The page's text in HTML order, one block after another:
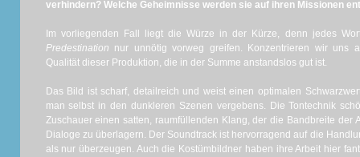
verhindern? Welche Geheimnisse werden sie auf ihren Missionen
Im vorliegenden Fall liegt die Würze in der Kürze, denn jedes
Predestination nur unnötig vorweg greifen. Konzentrieren wir uns
Qualität dieser Produktion, die in der Summe anstandslos gut ist.
Das Bild ist scharf, detailreich und weist einen optimalen
man selbst in den dunkleren Szenen vergebens. Die Tontechnik
Zuschauer einen satten, raumfüllenden Klang, der die Bandbreite der
Dialoge zu überlagern. Der Soundtrack ist hervorragend auf die
als nur überzeugen. Auch die Kostümbildner haben ihre Arbeit hier